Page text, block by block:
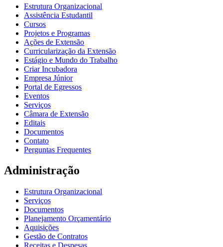
Estrutura Organizacional
Assistência Estudantil
Cursos
Projetos e Programas
Ações de Extensão
Curricularização da Extensão
Estágio e Mundo do Trabalho
Criar Incubadora
Empresa Júnior
Portal de Egressos
Eventos
Serviços
Câmara de Extensão
Editais
Documentos
Contato
Perguntas Frequentes
Administração
Estrutura Organizacional
Serviços
Documentos
Planejamento Orçamentário
Aquisições
Gestão de Contratos